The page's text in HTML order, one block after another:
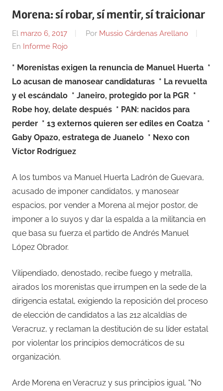
Morena: sí robar, sí mentir, sí traicionar
El marzo 6, 2017 Por Mussio Cárdenas Arellano
En Informe Rojo
* Morenistas exigen la renuncia de Manuel Huerta *
Lo acusan de manosear candidaturas * La revuelta
y el escándalo * Janeiro, protegido por la PGR *
Robe hoy, delate después * PAN: nacidos para
perder * 13 externos quieren ser ediles en Coatza *
Gaby Opazo, estratega de Juanelo * Nexo con
Víctor Rodríguez
A los tumbos va Manuel Huerta Ladrón de Guevara,
acusado de imponer candidatos, y manosear
espacios, por vender a Morena al mejor postor, de
imponer a lo suyos y dar la espalda a la militancia en
que basa su fuerza el partido de Andrés Manuel
López Obrador.
Vilipendiado, denostado, recibe fuego y metralla,
airados los morenistas que irrumpen en la sede de la
dirigencia estatal, exigiendo la reposición del proceso
de elección de candidatos a las 212 alcaldías de
Veracruz, y reclaman la destitución de su líder estatal
por violentar los principios democráticos de su
organización.
Arde Morena en Veracruz y sus principios igual. “No